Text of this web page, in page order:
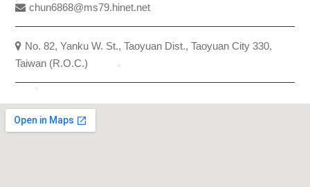
chun6868@ms79.hinet.net
No. 82, Yanku W. St., Taoyuan Dist., Taoyuan City 330,
Taiwan (R.O.C.)